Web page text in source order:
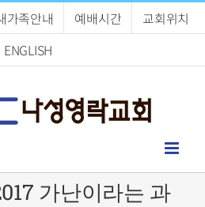
가족안내 예배시간
교회위치
ENGLISH
가난이라는 과